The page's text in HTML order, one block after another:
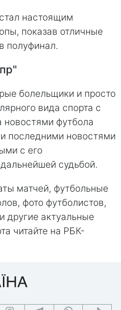
настоящим
показав отличные
полуфинал.
болельщики и просто
вида спорта с
новостями футбола
последними новостями
с его
судьбой.
матчей, футбольные
фото футболистов,
другие актуальные
читайте на РБК-